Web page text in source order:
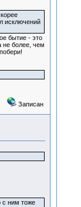
исключений
бытие - это
не более, чем
Записан
с ним тоже